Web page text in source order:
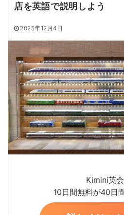
店を英語で説明しよう
2025年12月4日
Kimini英
10日間無料が40日